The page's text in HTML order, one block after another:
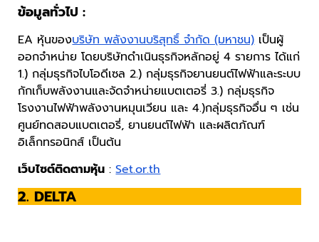
ข้อมูลทั่วไป :
EA หุ้นของบริษัท พลังงานบริสุทธิ์ จำกัด (มหาชน) เป็นผู้
ออกจำหน่าย โดยบริษัทดำเนินธุรกิจหลักอยู่ 4 รายการ ได้แก่
1.) กลุ่มธุรกิจไบโอดีเซล 2.) กลุ่มธุรกิจยานยนต์ไฟฟ้าและระบบ
กักเก็บพลังงานและจัดจำหน่ายแบตเตอรี่ 3.) กลุ่มธุรกิจ
โรงงานไฟฟ้าพลังงานหมุนเวียน และ 4.)กลุ่มธุรกิจอื่น ๆ เช่น
ศูนย์ทดสอบแบตเตอรี่, ยานยนต์ไฟฟ้า และผลิตภัณฑ์
อิเล็กทรอนิกส์ เป็นต้น
เว็บไซต์ติดตามหุ้น :Set.or.th
2. DELTA